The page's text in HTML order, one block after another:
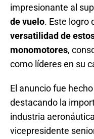
impresionante al
de vuelo. Este logro
versatilidad de
monomotores,
como líderes en su
El anuncio fue
destacando la
industria
vicepresidente